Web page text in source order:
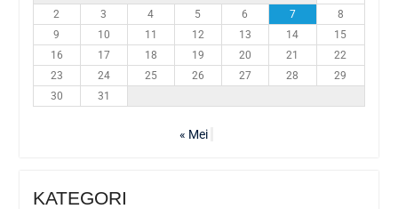
2
3 4 5 6 7
8
9
10 11 12 13 14
15
16
17 18 19 20 21
22
23
24 25 26 27 28
29
30
31
« Mei
KATEGORI